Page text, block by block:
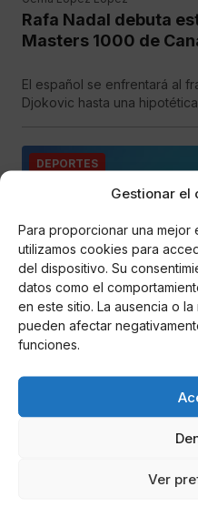
Gestionar el
Para proporcionar una mejor
utilizamos cookies para
del dispositivo. Su
datos como el
en este sitio. La ausencia o
pueden afectar
funciones.
Ver
Rafa Nadal debuta
Masters 1000 de
El español se enfrentará al
Djokovic hasta una
DEPORTES
Gema López López
El serbio se enfrentará a